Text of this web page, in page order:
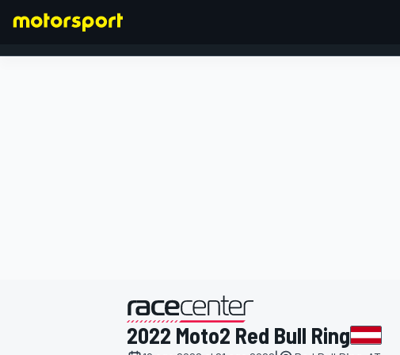
2022 Moto2 Red Bull Ring